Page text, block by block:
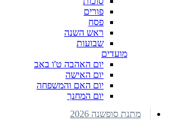
פורים
פסח
ראש השנה
שבועות
מועדים
יום האהבה ט'ו באב
יום האישה
יום האם והמשפחה
יום המחנך
מתנת סופשנה 2026